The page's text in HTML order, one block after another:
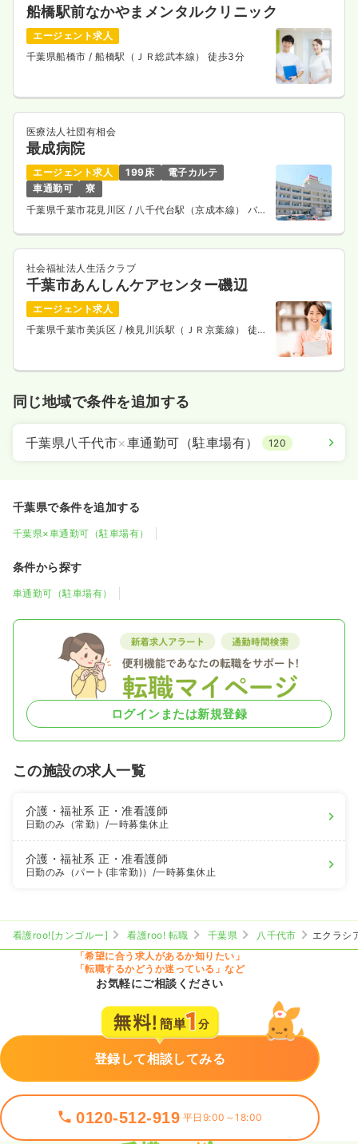
船橋駅前なかやまメンタルクリニック
エージェント求人
千葉県船橋市/ 船橋駅（ＪＲ総武本線） 徒歩3分
医療法人社団有相会
最成病院
エージェント求人 199床
電子カルテ
車通勤可
寮
千葉県千葉市花見川区 / 八千代台駅（京成本線） バス
社会福祉法人生活クラブ
千葉市あんしんケアセンター磯辺
エージェント求人
千葉県千葉市美浜区 / 検見川浜駅（ＪＲ京葉線） 徒歩
同じ地域で条件を追加する
千葉県八千代市×車通勤可（駐車場有） 120
千葉県で条件を追加する
千葉県×車通勤可（駐車場有）
条件から探す
車通勤可（駐車場有）
ログインまたは新規登録
この施設の求人一覧
介護・福祉系正・准看護師
日勤のみ（常勤） /一時募集休止
介護・福祉系正・准看護師
日勤のみ（パート(非常勤)） /一時募集休止
看護roo![カンゴルー] 看護roo! 転職 千葉県 八千代市
エクラシ
「希望に合う求人があるか知りたい」
「転職するかどうか迷っている」など
お気軽にご相談ください
登録して相談してみる
0120-512-919 平日9:00～18:00